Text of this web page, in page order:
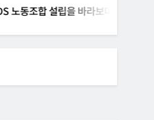
을 바라보며